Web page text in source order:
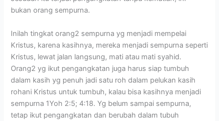
bukan orang sempurna.
Inilah tingkat orang2 sempurna yg menjadi mempelai
Kristus, karena kasihnya, mereka menjadi sempurna seperti
Kristus, lewat jalan langsung, mati atau mati syahid.
Orang2 yg ikut pengangkatan juga harus siap tumbuh
dalam kasih yg penuh jadi satu roh dalam pelukan kasih
rohani Kristus untuk tumbuh, kalau bisa kasihnya menjadi
sempurna 1Yoh 2:5; 4:18. Yg belum sampai sempurna,
tetap ikut pengangkatan dan berubah dalam tubuh